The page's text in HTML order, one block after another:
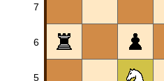
7
6
5